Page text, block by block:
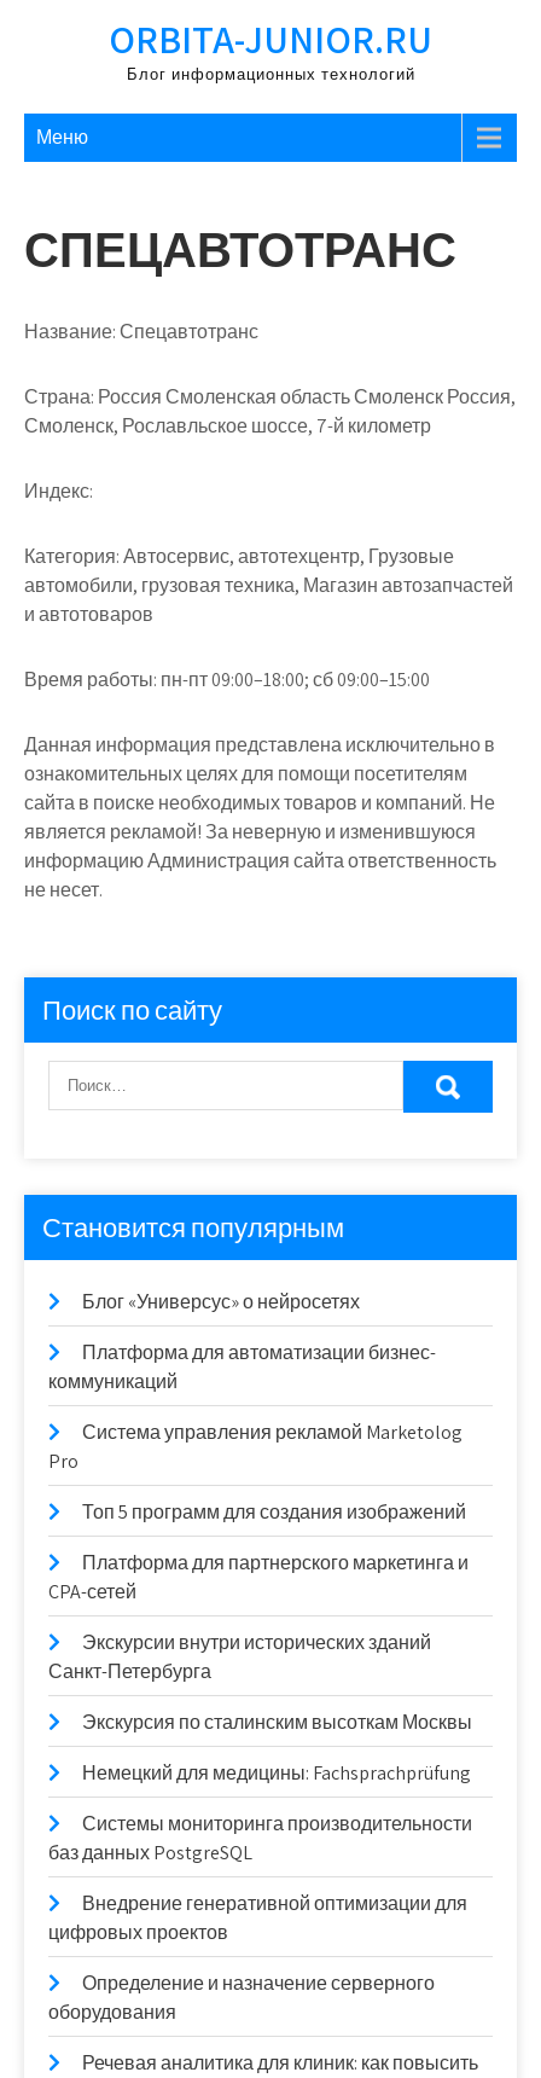
ORBITA-JUNIOR.RU
Блог информационных технологий
Меню
СПЕЦАВТОТРАНС
Название:Спецавтотранс
Страна: Россия Смоленская область Смоленск Россия,
Смоленск, Рославльское шоссе, 7-й километр
Индекс:
Категория:Автосервис, автотехцентр, Грузовые
автомобили, грузовая техника, Магазин автозапчастей
и автотоваров
Время работы: пн-пт 09:00–18:00; сб 09:00–15:00
Данная информация представлена исключительно в
ознакомительных целях для помощи посетителям
сайта в поиске необходимых товаров и компаний. Не
является рекламой! За неверную и изменившуюся
информацию Администрация сайта ответственность
не несет.
Поиск по сайту
Становится популярным
Блог «Универсус» о нейросетях
Платформа для автоматизации бизнес-
коммуникаций
Система управления рекламой Marketolog
Pro
Топ 5 программ для создания изображений
Платформа для партнерского маркетинга и
CPA-сетей
Экскурсии внутри исторических зданий
Санкт-Петербурга
Экскурсия по сталинским высоткам Москвы
Немецкий для медицины: Fachsprachprüfung
Системы мониторинга производительности
баз данных PostgreSQL
Внедрение генеративной оптимизации для
цифровых проектов
Определение и назначение серверного
оборудования
Речевая аналитика для клиник: как повысить